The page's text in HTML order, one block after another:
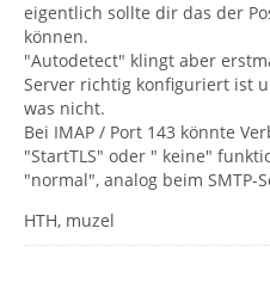
eigentlich sollte dir das der
können.
"Autodetect" klingt aber
Server richtig konfiguriert ist
was nicht.
Bei IMAP / Port 143 könnte
"StartTLS" oder " keine"
"normal", analog beim SMTP-
HTH, muzel